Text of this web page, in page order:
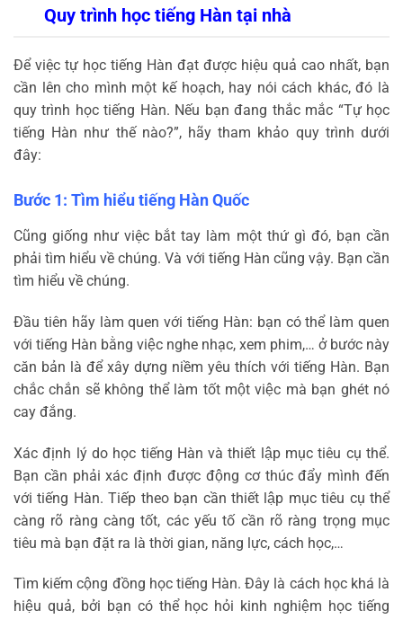
Quy trình học tiếng Hàn tại nhà
Để việc tự học tiếng Hàn đạt được hiệu quả cao nhất, bạn
cần lên cho mình một kế hoạch, hay nói cách khác, đó là
quy trình học tiếng Hàn. Nếu bạn đang thắc mắc “Tự học
tiếng Hàn như thế nào?”, hãy tham khảo quy trình dưới
đây:
Bước 1: Tìm hiểu tiếng Hàn Quốc
Cũng giống như việc bắt tay làm một thứ gì đó, bạn cần
phải tìm hiểu về chúng. Và với tiếng Hàn cũng vậy. Bạn cần
tìm hiểu về chúng.
Đầu tiên hãy làm quen với tiếng Hàn: bạn có thể làm quen
với tiếng Hàn bằng việc nghe nhạc, xem phim,… ở bước này
căn bản là để xây dựng niềm yêu thích với tiếng Hàn. Bạn
chắc chắn sẽ không thể làm tốt một việc mà bạn ghét nó
cay đắng.
Xác định lý do học tiếng Hàn và thiết lập mục tiêu cụ thể.
Bạn cần phải xác định được động cơ thúc đẩy mình đến
với tiếng Hàn. Tiếp theo bạn cần thiết lập mục tiêu cụ thể
càng rõ ràng càng tốt, các yếu tố cần rõ ràng trọng mục
tiêu mà bạn đặt ra là thời gian, năng lực, cách học,…
Tìm kiếm cộng đồng học tiếng Hàn. Đây là cách học khá là
hiệu quả, bởi bạn có thể học hỏi kinh nghiệm học tiếng